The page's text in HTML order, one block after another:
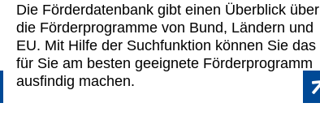
Die Förderdatenbank gibt einen Überblick über
die Förderprogramme von Bund, Ländern und
EU. Mit Hilfe der Suchfunktion können Sie das
für Sie am besten geeignete Förderprogramm
ausfindig machen.